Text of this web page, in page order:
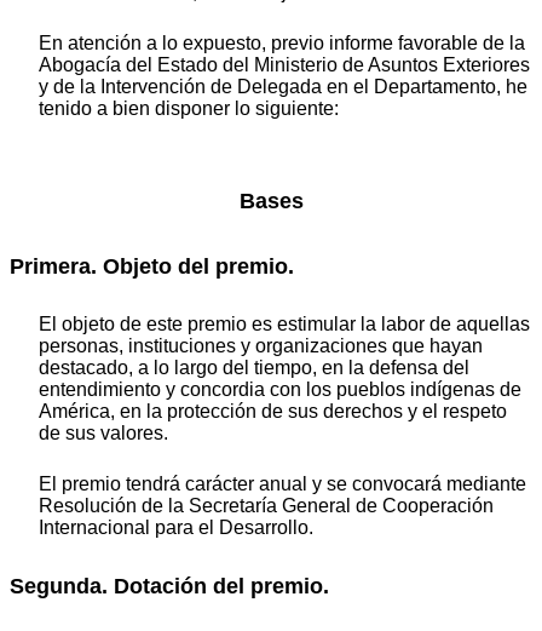
En atención a lo expuesto, previo informe favorable de la
Abogacía del Estado del Ministerio de Asuntos Exteriores
y de la Intervención de Delegada en el Departamento, he
tenido a bien disponer lo siguiente:
Bases
Primera. Objeto del premio.
El objeto de este premio es estimular la labor de aquellas
personas, instituciones y organizaciones que hayan
destacado, a lo largo del tiempo, en la defensa del
entendimiento y concordia con los pueblos indígenas de
América, en la protección de sus derechos y el respeto
de sus valores.
El premio tendrá carácter anual y se convocará mediante
Resolución de la Secretaría General de Cooperación
Internacional para el Desarrollo.
Segunda. Dotación del premio.